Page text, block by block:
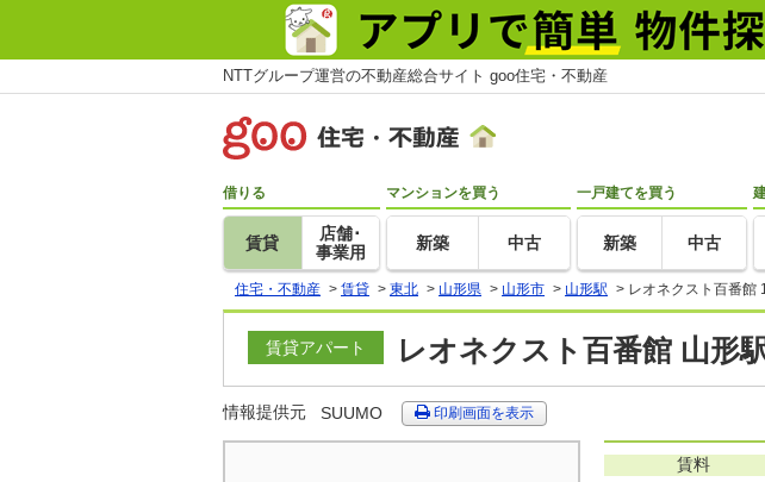
NTTグループ運営の不動産総合サイト goo住宅・不動産
借りる
賃貸
店舗･
事業用
マンションを買う
新築 中古
一戸建てを買う
新築 中古
住宅・不動産 > 賃貸 > 東北 > 山形県 > 山形市 > 山形駅 > レオネクスト百番館
賃貸アパート レオネクスト百番館 山形
情報提供元 SUUMO 印刷画面を表示
賃料